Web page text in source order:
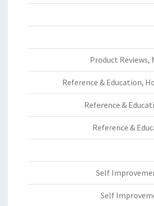
Product Reviews,
Reference & Education,
Reference &
Reference &
Self
Self